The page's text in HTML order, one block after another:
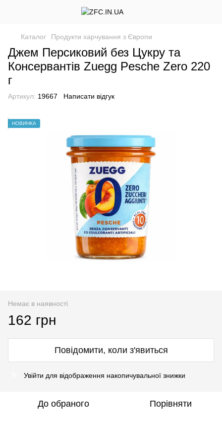
Каталог Продукти харчування з Європи
Джем Персиковий без Цукру та
Консервантів Zuegg Pesche Zero 220
г
Артикул: 19667 Написати відгук
НОВИНКА
Немає в наявності
162 грн
Повідомити, коли з'явиться
Увійти для відображення накопичувальної знижки
До обраного Порівняти